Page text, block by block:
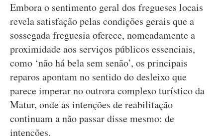
Embora o sentimento geral dos fregueses locais
revela satisfação pelas condições gerais que a
sossegada freguesia oferece, nomeadamente a
proximidade aos serviços públicos essenciais,
como ‘não há bela sem senão’, os principais
reparos apontam no sentido do desleixo que
parece imperar no outrora complexo turístico da
Matur, onde as intenções de reabilitação
continuam a não passar disse mesmo: de
intenções.